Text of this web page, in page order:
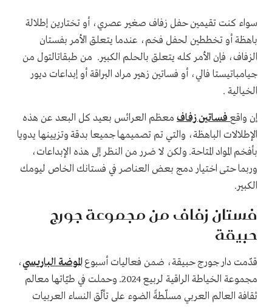
سواء كنت تقيمين حفل زفاف صغير عصري، أو تختارين إطلالة
باهظة أو تخططين لحفل فخم، عندما يتعلق الأمر بفستان
الزفاف، فإن الأمر كله يتعلق بالحلم الكبير. من طبقاتالتول من
جيامباتيستا فالي، أو فساتين زهير مراد البراقة أو إبداعات ديور
الخيالية .
إن واقع فساتين زفاف معظم العرائس بعيد كل البعد عن هذه
الإطلالات الباهظة، والتي تم تصميمها جميعا بدقة وتزيينها يدويا
بأفخم المواد المتاحة. ولكن لا ضرر من النظر إلى هذه الإبداعات،
وربما حتى اختيار دمج بعض العناصر في فستانك الخاص ليومك
الكبير.
فستان زفاف من مجموعة جورج
حبيقة
قدّمت دار جورج حبيقة، ضمن فعاليات أسبوعالموضة الباريسي،
مجموعة الخياطة الراقية لربيع 2024. وحملت في طيّاتها معالم
ثقافة العالم العربي مسلّطةً الضوء على تألّق النساء العربيات